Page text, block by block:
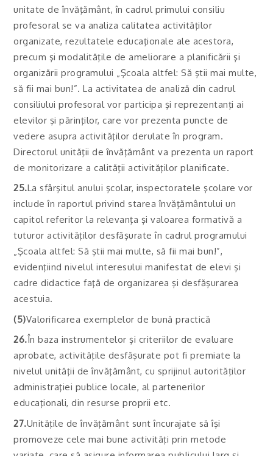
unitate de învăţământ, în cadrul primului consiliu
profesoral se va analiza calitatea activităţilor
organizate, rezultatele educaţionale ale acestora,
precum şi modalităţile de ameliorare a planificării şi
organizării programului „Şcoala altfel: Să ştii mai multe,
să fii mai bun!”. La activitatea de analiză din cadrul
consiliului profesoral vor participa şi reprezentanţi ai
elevilor şi părinţilor, care vor prezenta puncte de
vedere asupra activităţilor derulate în program.
Directorul unităţii de învăţământ va prezenta un raport
de monitorizare a calităţii activităţilor planificate.
25.La sfârşitul anului şcolar, inspectoratele şcolare vor
include în raportul privind starea învăţământului un
capitol referitor la relevanţa şi valoarea formativă a
tuturor activităţilor desfăşurate în cadrul programului
„Şcoala altfel: Să ştii mai multe, să fii mai bun!”,
evidenţiind nivelul interesului manifestat de elevi şi
cadre didactice faţă de organizarea şi desfăşurarea
acestuia.
(5)Valorificarea exemplelor de bună practică
26.În baza instrumentelor şi criteriilor de evaluare
aprobate, activităţile desfăşurate pot fi premiate la
nivelul unităţii de învăţământ, cu sprijinul autorităţilor
administraţiei publice locale, al partenerilor
educaţionali, din resurse proprii etc.
27.Unităţile de învăţământ sunt încurajate să îşi
promoveze cele mai bune activităţi prin metode